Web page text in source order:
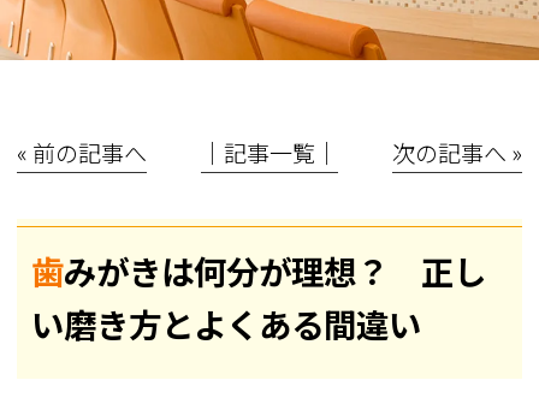
« 前の記事へ │記事一覧│ 次の記事へ »
歯みがきは何分が理想？ 正し
い磨き方とよくある間違い